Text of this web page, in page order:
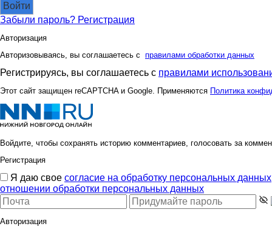
Войти
Забыли пароль? Регистрация
Авторизация
Авторизовываясь, вы соглашаетесь с правилами обработки данных
Регистрируясь, вы соглашаетесь с правилами
Этот сайт защищен reCAPTCHA и Google. Применяются Политика
Войдите, чтобы сохранять историю комментариев, голосовать за
Регистрация
Я даю свое согласие на обработку персональных данных
отношении обработки персональных данных
Авторизация